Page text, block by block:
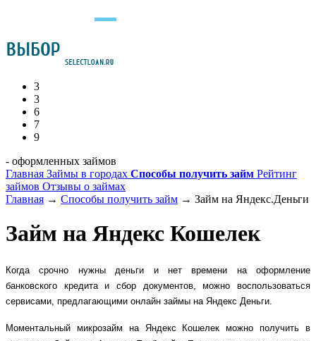
3
3
6
7
9
- оформленных займов
Главная Займы в городах Способы получить займ Рейтинг
займов Отзывы о займах
Главная → Способы получить займ → Займ на Яндекс.Деньги
Займ на Яндекс Кошелек
Когда срочно нужны деньги и нет времени на оформление
банковского кредита и сбор документов, можно воспользоваться
сервисами, предлагающими онлайн займы на Яндекс Деньги.
Моментальный микрозайм на Яндекс Кошелек можно получить в